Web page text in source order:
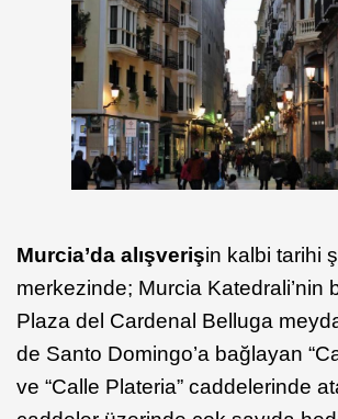
Murcia’da alışverişin kalbi tarihi
merkezinde; Murcia Katedrali’nin
Plaza del Cardenal Belluga
de Santo Domingo’a bağlayan
ve “Calle Plateria” caddelerinde